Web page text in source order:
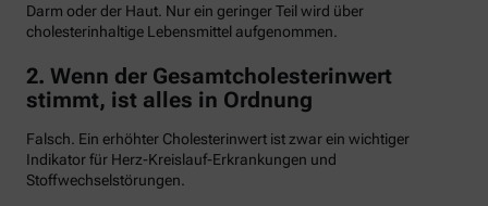
Darm oder der Haut. Nur ein geringer Teil wird über
cholesterinhaltige Lebensmittel aufgenommen.
2. Wenn der Gesamtcholesterinwert
stimmt, ist alles in Ordnung
Falsch. Ein erhöhter Cholesterinwert ist zwar ein wichtiger
Indikator für Herz-Kreislauf-Erkrankungen und
Stoffwechselstörungen.